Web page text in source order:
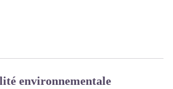
environnementale